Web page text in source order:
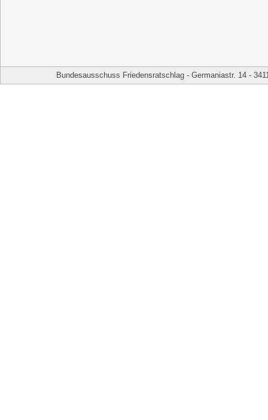
Bundesausschuss Friedensratschlag - Germaniastr. 14 -